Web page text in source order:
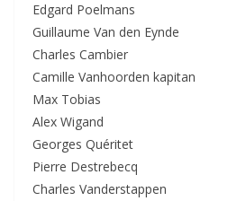
Edgard Poelmans
Guillaume Van den Eynde
Charles Cambier
Camille Vanhoorden kapitan
Max Tobias
Alex Wigand
Georges Quéritet
Pierre Destrebecq
Charles Vanderstappen